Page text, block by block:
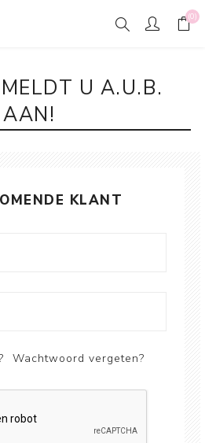
(0)
U A.U.B.
AAN!
KLANT
Wachtwoord vergeten?